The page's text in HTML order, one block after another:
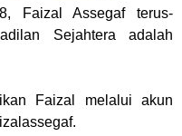
Faizal Assegaf terus-
Sejahtera adalah
Faizal melalui akun